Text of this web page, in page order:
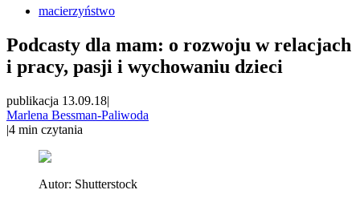
macierzyństwo
Podcasty dla mam: o rozwoju w relacjach
i pracy, pasji i wychowaniu dzieci
publikacja 13.09.18|
Marlena Bessman-Paliwoda
|4 min czytania
Autor: Shutterstock